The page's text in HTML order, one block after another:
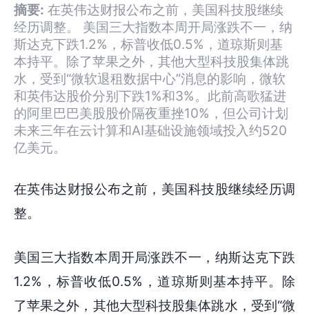
摘要: 在英伟达财报公布之前，美国科技股继续
经历调整。 美国三大指数本周开局涨跌不一，纳
斯达克下跌1.2%，标普收低0.5%，道琼斯则基
本持平。除了苹果之外，其他大型科技股集体跳
水，受到“微软退租数据中心”消息的影响，微软
和英伟达股价分别下跌1%和3%。此前高歌猛进
的阿里巴巴美股股价隔夜重挫10%，但公司计划
未来三年在云计算和AI基础设施领域投入约520
亿美元。
在英伟达财报公布之前，美国科技股继续经历调
整。
美国三大指数本周开局涨跌不一，纳斯达克下跌
1.2%，标普收低0.5%，道琼斯则基本持平。除
了苹果之外，其他大型科技股集体跳水，受到“微